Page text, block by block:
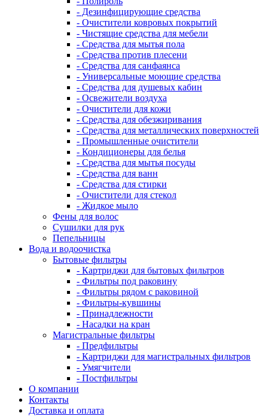
- Дезинфицирующие средства
- Очистители ковровых покрытий
- Чистящие средства для мебели
- Средства для мытья пола
- Средства против плесени
- Средства для санфаянса
- Универсальные моющие средства
- Средства для душевых кабин
- Освежители воздуха
- Очистители для кожи
- Средства для обезжиривания
- Средства для металлических поверхностей
- Промышленные очистители
- Кондиционеры для белья
- Средства для мытья посуды
- Средства для ванн
- Средства для стирки
- Очистители для стекол
- Жидкое мыло
Фены для волос
Сушилки для рук
Пепельницы
Вода и водоочистка
Бытовые фильтры
- Картриджи для бытовых фильтров
- Фильтры под раковину
- Фильтры рядом с раковиной
- Фильтры-кувшины
- Принадлежности
- Насадки на кран
Магистральные фильтры
- Предфильтры
- Картриджи для магистральных фильтров
- Умягчители
- Постфильтры
О компании
Контакты
Доставка и оплата